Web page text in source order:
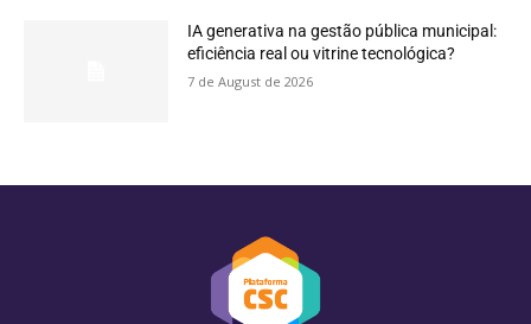
IA generativa na gestão pública municipal:
eficiência real ou vitrine tecnológica?
7 de August de 2026